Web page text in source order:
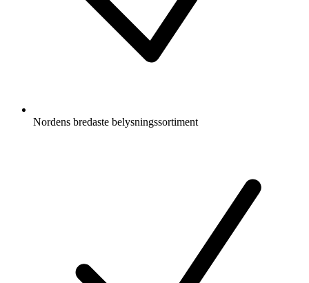
Nordens bredaste belysningssortiment